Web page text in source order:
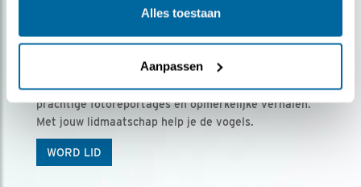
Alles toestaan
Aanpassen
Ontvang 5 x Vogels voor € 36,00 per jaar
Vogels is het tijdschrift voor onze leden, met
prachtige fotoreportages en opmerkelijke verhalen.
Met jouw lidmaatschap help je de vogels.
WORD LID